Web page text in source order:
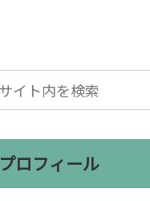
プロフィール